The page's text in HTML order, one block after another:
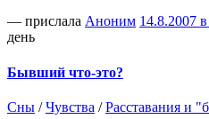
— прислала Аноним 14.8.2007
день
Бывший что-это?
Сны /Чувства /Расставания и